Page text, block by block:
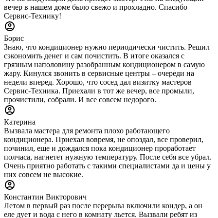
вечер в нашем доме было свежо и прохладно. Спасибо
Сервис-Технику!
Борис
Знаю, что кондиционер нужно периодически чистить. Решил
сэкономить денег и сам почистить. В итоге оказался с
грязным наполовину разобранным кондиционером в самую
жару. Кинулся звонить в сервисные центры – очереди на
недели вперед. Хорошо, что сосед дал визитку мастеров
Сервис-Техника. Приехали в тот же вечер, все промыли,
прочистили, собрали. И все совсем недорого.
Катерина
Вызвала мастера для ремонта плохо работающего
кондиционера. Приехал вовремя, не опоздал, все проверил,
починил, еще и дождался пока кондиционер проработает
полчаса, нагнетет нужную температуру. После себя все убрал.
Очень приятно работать с такими специалистами да и цены у
них совсем не высокие.
Константин Викторович
Летом в первый раз после перерыва включили кондер, а он
еле дует и вода с него в комнату льется. Вызвали ребят из